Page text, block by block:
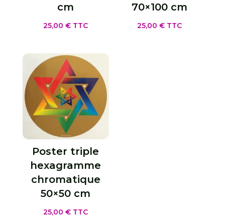
cm
25,00€ TTC
70×100 cm
25,00 € TTC
Poster triple
hexagramme
chromatique
50×50 cm
25,00€ TTC